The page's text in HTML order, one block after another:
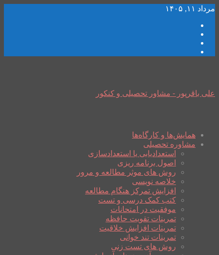
مرداد ۱۱, ۱۴۰۵
علی باقرپور - مشاور تحصیلی و کنکور
همایش‌ها و کارگاه‌ها
مشاوره تحصیلی
استعدادیابی یا استعدادسازی
اصول برنامه ریزی
روش های موثر مطالعه و مرور
خلاصه نویسی
افزایش تمرکز هنگام مطالعه
کتب کمک درسی و تست
موفقیت در امتحانات
تمرینات تقویت حافظه
تمرینات افزایش خلاقیت
تمرینات تند خوانی
روش های تست زنی